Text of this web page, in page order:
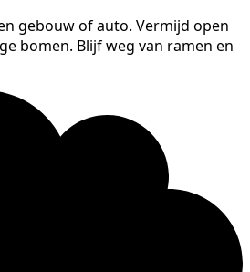
gebouw of auto. Vermijd open
bomen. Blijf weg van ramen en